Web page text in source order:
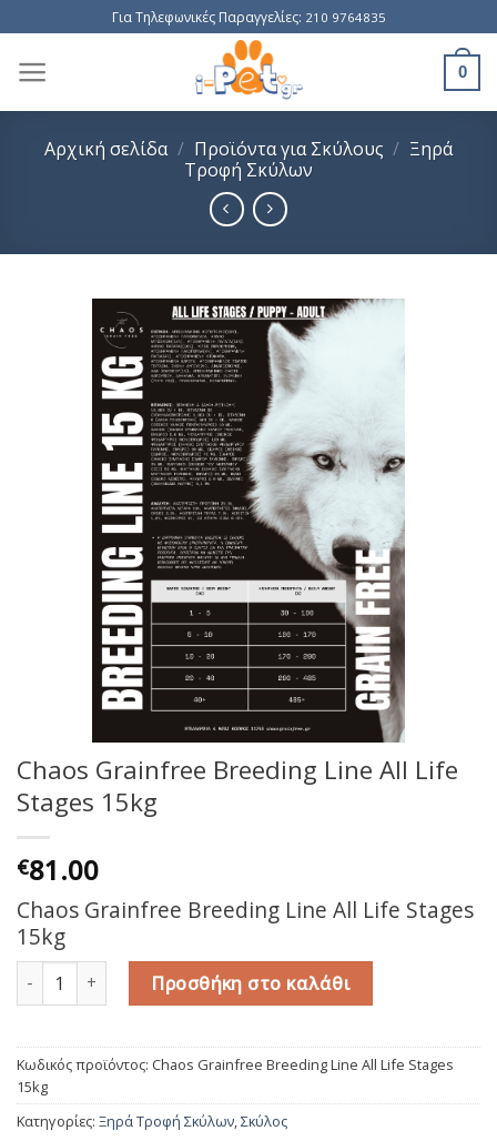
to
content
Για Τηλεφωνικές Παραγγελίες: 210 9764835
0
Αρχική σελίδα / Προϊόντα για Σκύλους / Ξηρά
Τροφή Σκύλων
Chaos Grainfree Breeding Line All Life
Stages 15kg
€81.00
Chaos Grainfree Breeding Line All Life Stages
15kg
Chaos Grainfree Breeding Line All Life Stages 15kg ποσότητα
Προσθήκη στο καλάθι
Κωδικός προϊόντος: Chaos Grainfree Breeding Line All Life Stages
15kg
Κατηγορίες: Ξηρά Τροφή Σκύλων Σκύλος